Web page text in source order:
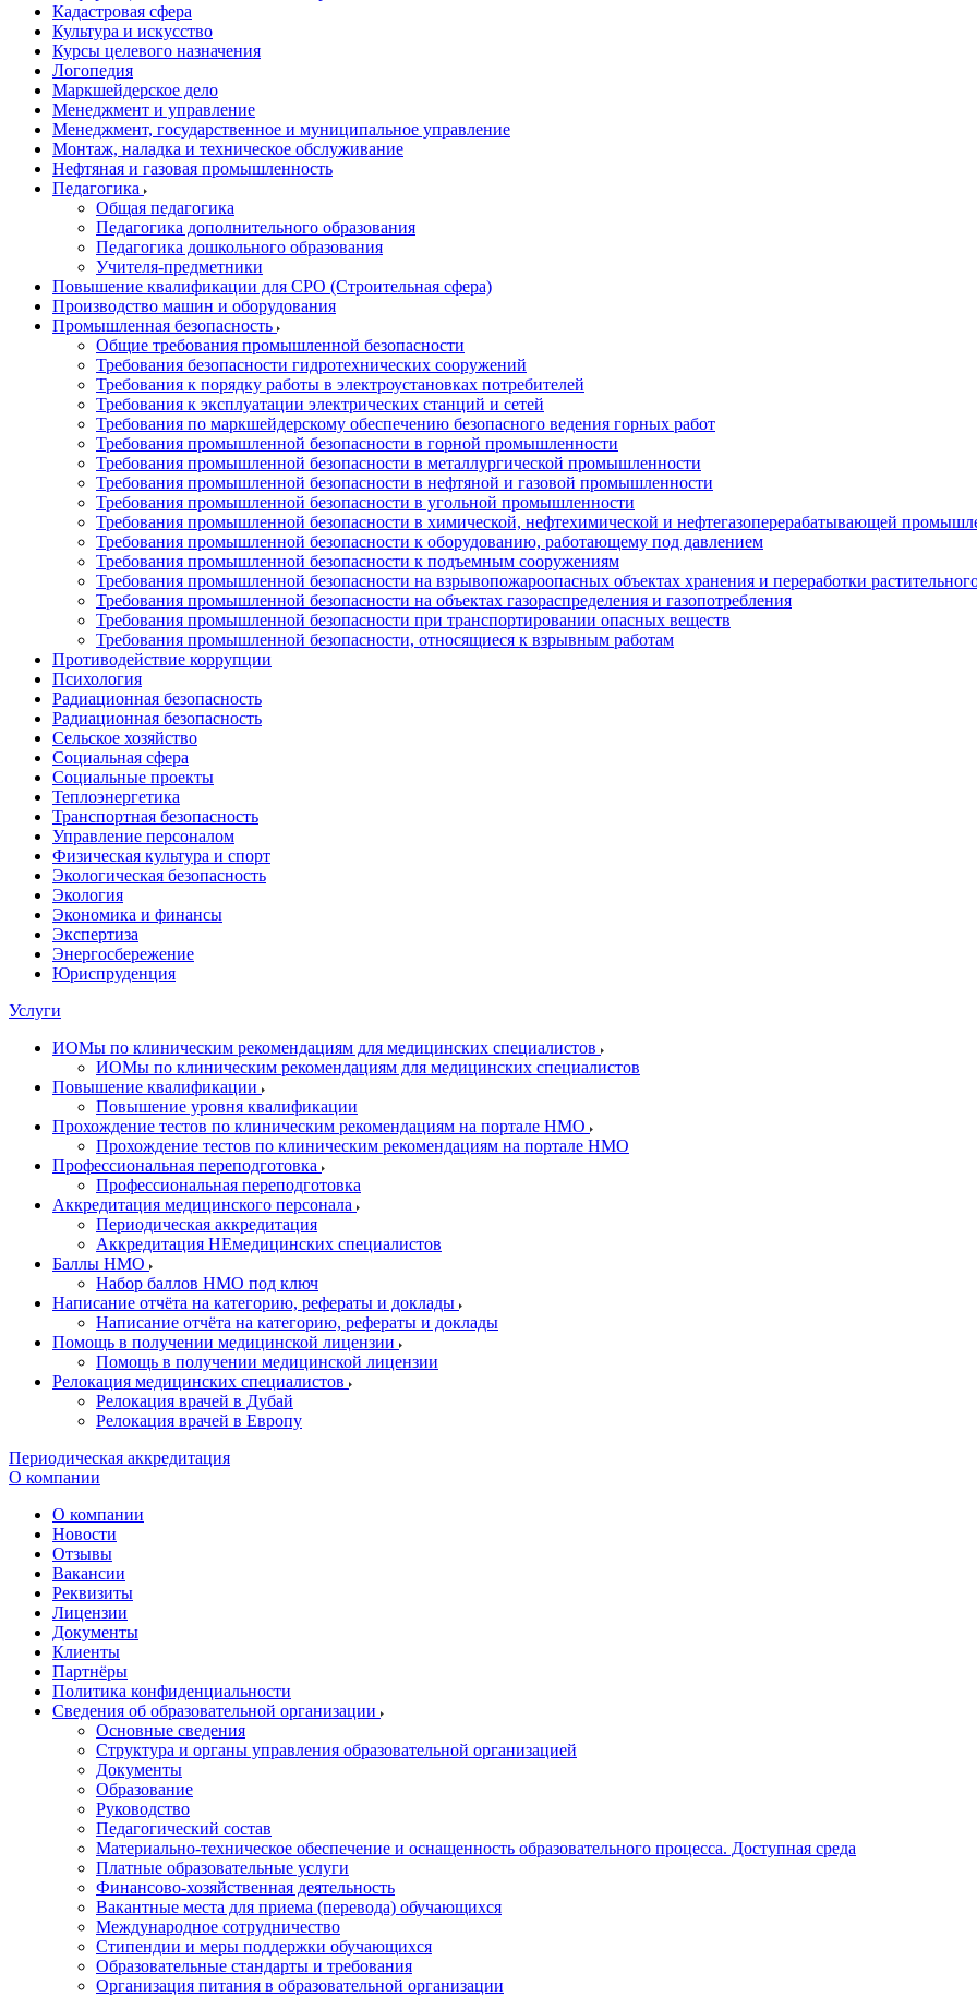
Кадастровая сфера
Культура и искусство
Курсы целевого назначения
Логопедия
Маркшейдерское дело
Менеджмент и управление
Менеджмент, государственное и муниципальное управление
Монтаж, наладка и техническое обслуживание
Нефтяная и газовая промышленность
Педагогика
Общая педагогика
Педагогика дополнительного образования
Педагогика дошкольного образования
Учителя-предметники
Повышение квалификации для СРО (Строительная сфера)
Производство машин и оборудования
Промышленная безопасность
Общие требования промышленной безопасности
Требования безопасности гидротехнических сооружений
Требования к порядку работы в электроустановках потребителей
Требования к эксплуатации электрических станций и сетей
Требования по маркшейдерскому обеспечению безопасного ведения горных работ
Требования промышленной безопасности в горной промышленности
Требования промышленной безопасности в металлургической промышленности
Требования промышленной безопасности в нефтяной и газовой промышленности
Требования промышленной безопасности в угольной промышленности
Требования промышленной безопасности в химической, нефтехимической и нефтегазоперерабатывающей
Требования промышленной безопасности к оборудованию, работающему под давлением
Требования промышленной безопасности к подъемным сооружениям
Требования промышленной безопасности на взрывопожароопасных объектах хранения и переработки
Требования промышленной безопасности на объектах газораспределения и газопотребления
Требования промышленной безопасности при транспортировании опасных веществ
Требования промышленной безопасности, относящиеся к взрывным работам
Противодействие коррупции
Психология
Радиационная безопасность
Радиационная безопасность
Сельское хозяйство
Социальная сфера
Социальные проекты
Теплоэнергетика
Транспортная безопасность
Управление персоналом
Физическая культура и спорт
Экологическая безопасность
Экология
Экономика и финансы
Экспертиза
Энергосбережение
Юриспруденция
Услуги
ИОМы по клиническим рекомендациям для медицинских специалистов
ИОМы по клиническим рекомендациям для медицинских специалистов
Повышение квалификации
Повышение уровня квалификации
Прохождение тестов по клиническим рекомендациям на портале НМО
Прохождение тестов по клиническим рекомендациям на портале НМО
Профессиональная переподготовка
Профессиональная переподготовка
Аккредитация медицинского персонала
Периодическая аккредитация
Аккредитация НЕмедицинских специалистов
Баллы НМО
Набор баллов НМО под ключ
Написание отчёта на категорию, рефераты и доклады
Написание отчёта на категорию, рефераты и доклады
Помощь в получении медицинской лицензии
Помощь в получении медицинской лицензии
Релокация медицинских специалистов
Релокация врачей в Дубай
Релокация врачей в Европу
Периодическая аккредитация
О компании
О компании
Новости
Отзывы
Вакансии
Реквизиты
Лицензии
Документы
Клиенты
Партнёры
Политика конфиденциальности
Сведения об образовательной организации
Основные сведения
Структура и органы управления образовательной организацией
Документы
Образование
Руководство
Педагогический состав
Материально-техническое обеспечение и оснащенность образовательного процесса. Доступная среда
Платные образовательные услуги
Финансово-хозяйственная деятельность
Вакантные места для приема (перевода) обучающихся
Международное сотрудничество
Стипендии и меры поддержки обучающихся
Образовательные стандарты и требования
Организация питания в образовательной организации